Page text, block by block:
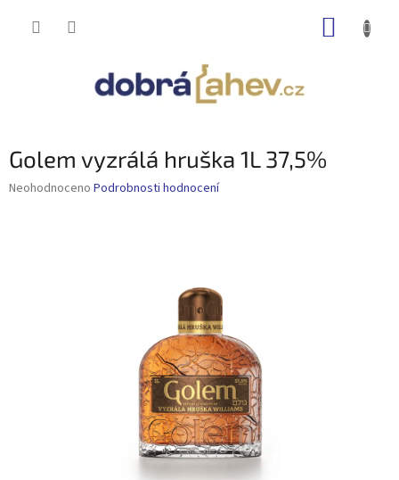
Golem vyzrálá hruška 1L 37,5%
Průměrné
Neohodnoceno Podrobnosti hodnocení